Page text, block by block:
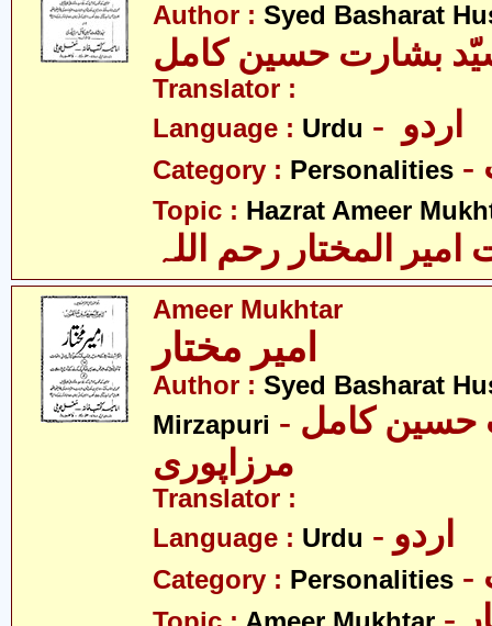
Author : Syed Basharat
بشارت حسین کامل
Translator :
Language : Urdu
Category : Personalities
Topic : Hazrat Ameer
المختار رحم اللہ
Ameer Mukhtar
امیر مختار
Author : Syed Basharat
Mirzapuri - سید بشارت حسین کامل
مرزاپوری
Translator :
Language : Urdu - اردو
Category : Personalities